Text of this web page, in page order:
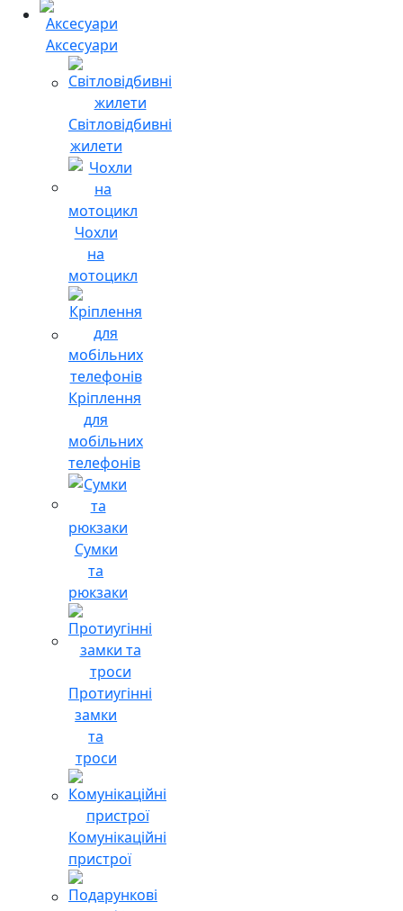
Аксесуари
Світловідбивні
жилети
Чохли
на
мотоцикл
Кріплення
для
мобільних
телефонів
Сумки
та
рюкзаки
Протиугінні
замки
та
троси
Комунікаційні
пристрої